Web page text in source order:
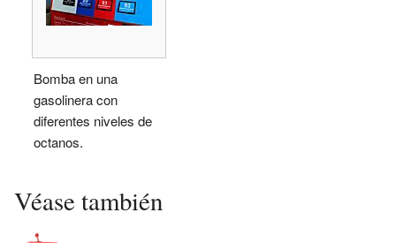
Bomba en una
gasolinera con
diferentes niveles de
octanos.
Véase también